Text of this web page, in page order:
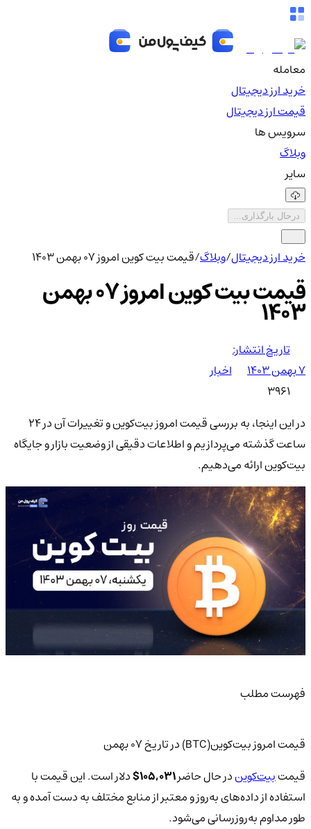
معامله
خرید ارز دیجیتال
قیمت ارز دیجیتال
سرویس ها
وبلاگ
سایر
درحال بارگذاری...
خرید ارز دیجیتال/وبلاگ/قیمت بیت کوین امروز ۰۷ بهمن ۱۴۰۳
قیمت بیت کوین امروز ۰۷ بهمن
۱۴۰۳
تاریخ انتشار:
۷ بهمن ۱۴۰۳
اخبار
3961
در این اینجا، به بررسی قیمت امروز بیت‌کوین و تغییرات آن در 24
ساعت گذشته می‌پردازیم و اطلاعات دقیقی از وضعیت بازار و جایگاه
بیت‌کوین ارائه می‌دهیم.
فهرست مطلب
قیمت امروز بیت‌کوین(BTC) در تاریخ ۰۷ بهمن
قیمتبیت‌کویندر حال حاضر105,031
$دلار است. این قیمت با
استفاده از داده‌های به‌روز و معتبر از منابع مختلف به دست آمده و به
طور مداوم به‌روزرسانی می‌شود.